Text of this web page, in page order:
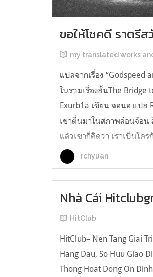
ขอให้โชคดี ราตรี
my translated works
แปลจากเรื่อง “Godspeed
ในรวมเรื่องสั้นThe Bridge
Exurb1a เขียน จอนอ แปล
เขาตื่นมาในสภาพล่อนจ้อ
แล้วเขาก็คิดว่า เราเป็นใค
อยู่ในตัว เกิดความรู้สึกอยาก
เหยียดตรง ก็มีแต่ความมืด
rchyuan
Nhà Cái
HitClub
HitClub– Nen Tang Giai
Hang Dau, So Huu Giao
Thong Hoat Dong On